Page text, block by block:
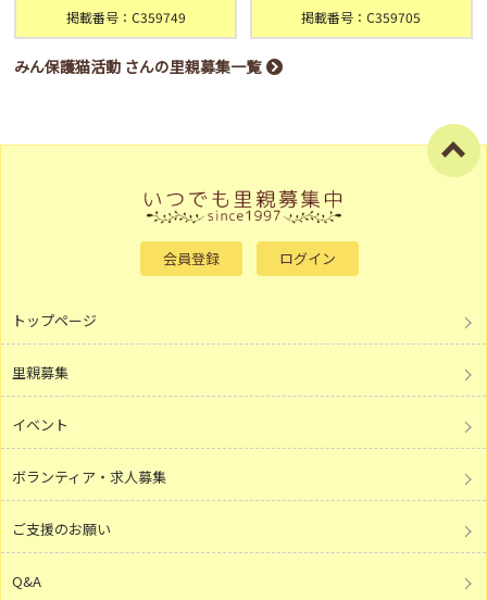
掲載番号：C359749 掲載番号：C359705
みん保護猫活動 さんの里親募集一覧
会員登録 ログイン
トップページ
里親募集
イベント
ボランティア・求人募集
ご支援のお願い
Q&A